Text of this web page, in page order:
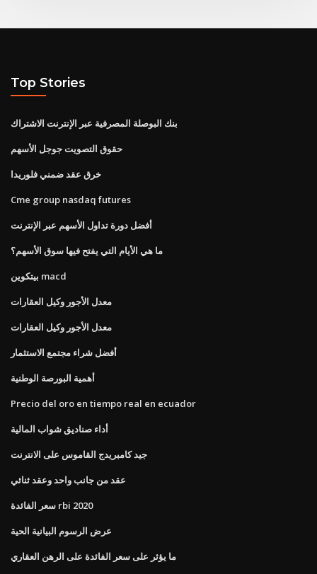
Top Stories
بنك البوصلة المصرفية عبر الإنترنت الاشتراك
حقوق التصويت جوجل الأسهم
خرق عقد ضمني فلوريدا
Cme group nasdaq futures
أفضل دورة تداول الأسهم عبر الإنترنت
ما هي الأيام التي يفتح فيها سوق الأسهم؟
بيتكوين macd
معدل الأجور وكيل العقارات
معدل الأجور وكيل العقارات
أفضل شراء مجتمع الاستثمار
أهمية البورصة الوطنية
Precio del oro en tiempo real en ecuador
أداء صناديق شواب المالية
جيد كامبريدج القاموس على الانترنت
عقد من جانب واحد وعقد ثنائي
سعر الفائدة rbi 2020
عرض الرسوم البيانية الحية
ما يؤثر على سعر الفائدة على الرهن العقاري